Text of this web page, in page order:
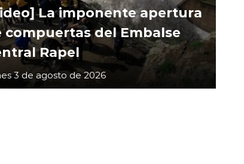
La imponente apertura
compuertas del Embalse
Rapel
3 de agosto de 2026